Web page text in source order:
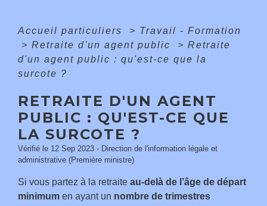
Accueil particuliers > Travail - Formation
> Retraite d'un agent public > Retraite
d'un agent public : qu'est-ce que la
surcote ?
RETRAITE D'UN AGENT
PUBLIC : QU'EST-CE QUE
LA SURCOTE ?
Vérifié le 12 Sep 2023 - Direction de l'information légale et
administrative (Première ministre)
Si vous partez à la retraite au-delà de l’âge de départ
minimum en ayant un nombre de trimestres